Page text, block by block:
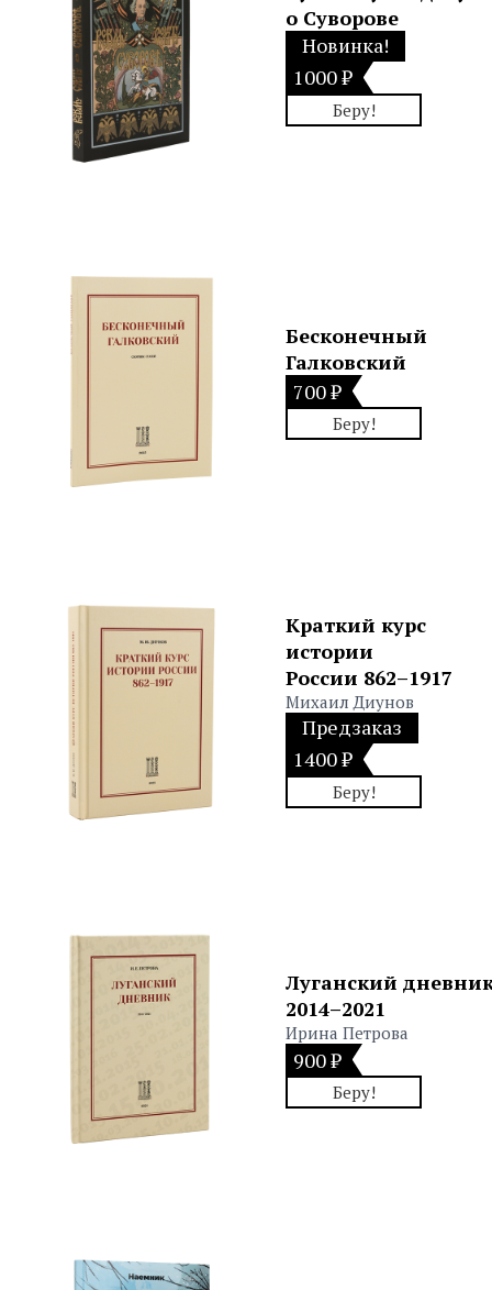
о Суворове
Новинка!
1000 ₽
Беру!
Бесконечный
Галковский
700 ₽
Беру!
Краткий курс
истории
России 862–1917
Михаил Диунов
Предзаказ
1400 ₽
Беру!
Луганский
2014–2021
Ирина Петрова
900 ₽
Беру!